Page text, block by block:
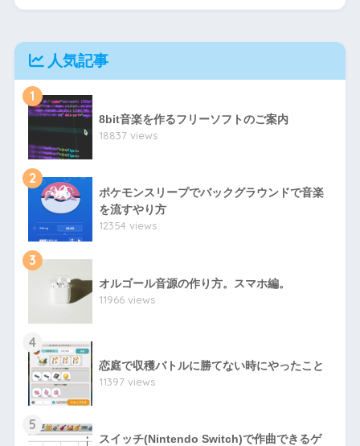
人気記事
1
8bit音楽を作るフリーソフトのご案内
18837 views
2
ポケモンスリープでバックグラウンドで音楽
を流すやり方
12354 views
3
オルゴール音源の作り方。スマホ編。
11966 views
4
恋庭で収穫バトルに勝てない時にやったこと
11397 views
5
スイッチ(Nintendo Switch)で作曲できるゲ